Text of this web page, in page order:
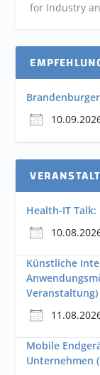
for Industry
Health-IT
Künstliche
Veranstaltung)
Mobile
Unternehmen